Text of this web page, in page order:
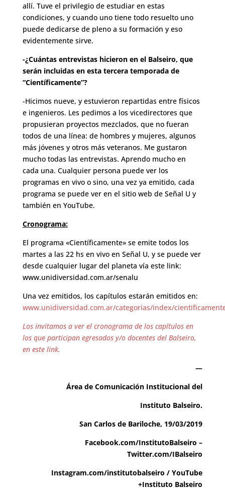
allí. Tuve el privilegio de estudiar en estas
condiciones, y cuando uno tiene todo resuelto uno
puede dedicarse de pleno a su formación y eso
evidentemente sirve.
-¿Cuántas entrevistas hicieron en el Balseiro, que
serán incluidas en esta tercera temporada de
“Científicamente”?
-Hicimos nueve, y estuvieron repartidas entre físicos
e ingenieros. Les pedimos a los vicedirectores que
propusieran proyectos mezclados, que no fueran
todos de una línea: de hombres y mujeres, algunos
más jóvenes y otros más veteranos. Me gustaron
mucho todas las entrevistas. Aprendo mucho en
cada una. Cualquier persona puede ver los
programas en vivo o sino, una vez ya emitido, cada
programa se puede ver en el sitio web de Señal U y
también en YouTube.
Cronograma:
El programa «Científicamente» se emite todos los
martes a las 22 hs en vivo en Señal U, y se puede ver
desde cualquier lugar del planeta vía este link:
www.unidiversidad.com.ar/senalu
Una vez emitidos, los capítulos estarán emitidos en:
www.unidiversidad.com.ar/categorias/index/
Los invitamos a ver el cronograma de los capítulos en
los que participan egresados y/o docentes del Balseiro,
en este link.
—
Área de Comunicación Institucional del
Instituto Balseiro.
San Carlos de Bariloche, 19/03/2019
Facebook.com/InstitutoBalseiro –
Twitter.com/IBalseiro
Instagram.com/institutobalseiro /YouTube
+Instituto Balseiro